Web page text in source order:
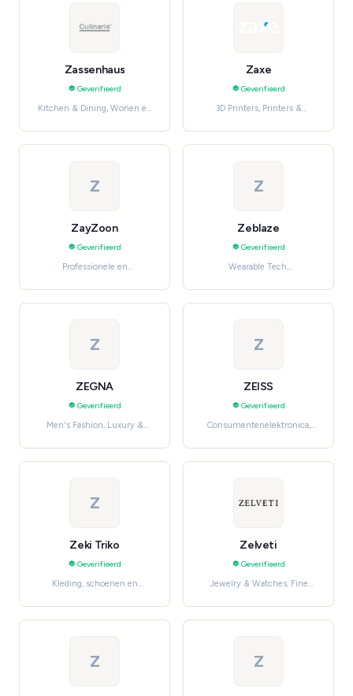
Zassenhaus
Geverifieerd
Kitchen & Dining, Wonen en
Zaxe
Geverifieerd
3D Printers, Printers &
Z
ZayZoon
Geverifieerd
Professionele en
Software en clouddiensten
Z
Zeblaze
Geverifieerd
Wearable Tech,
Z
ZEGNA
Geverifieerd
Men's Fashion, Luxury &
Z
ZEISS
Geverifieerd
Consumentenelektronica,
Z
Zeki Triko
Geverifieerd
Kleding, schoenen en
Fashion
Zelveti
Geverifieerd
Jewelry & Watches, Fine
Z Z